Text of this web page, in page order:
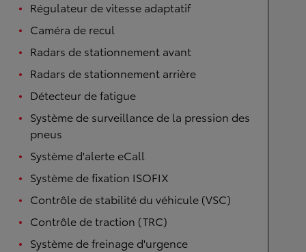
Régulateur de vitesse adaptatif
Caméra de recul
Radars de stationnement avant
Radars de stationnement arrière
Détecteur de fatigue
Système de surveillance de la pression des
pneus
Système d'alerte eCall
Système de fixation ISOFIX
Contrôle de stabilité du véhicule (VSC)
Contrôle de traction (TRC)
Système de freinage d'urgence